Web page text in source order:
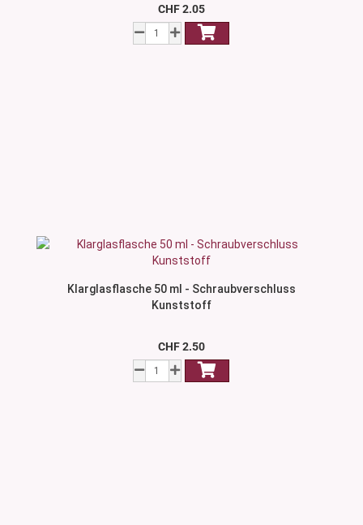
CHF 2.05
Klarglasflasche 50 ml - Schraubverschluss
Kunststoff
CHF 2.50